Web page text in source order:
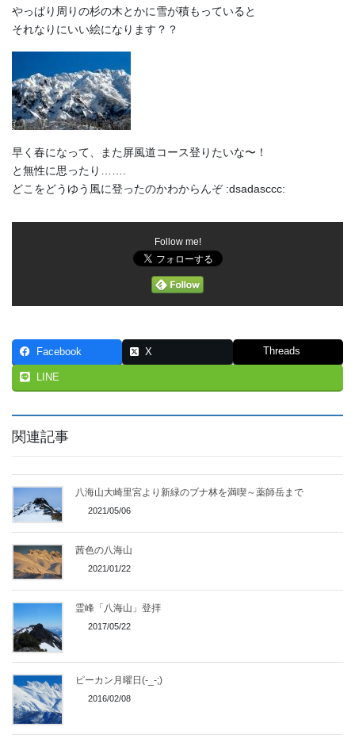
やっぱり周りの杉の木とかに雪が積もっていると
それなりにいい絵になります？？
早く春になって、また屏風道コース登りたいな〜！
と無性に思ったり…….
どこをどうゆう風に登ったのかわからんぞ :dsadasccc:
Follow me!
Facebook X Threads
LINE
関連記事
八海山大崎里宮より新緑のブナ林を満喫～薬師岳まで
2021/05/06
茜色の八海山
2021/01/22
霊峰「八海山」登拝
2017/05/22
ピーカン月曜日(-_-;)
2016/02/08